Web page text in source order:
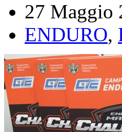
27 Maggio
ENDURO,